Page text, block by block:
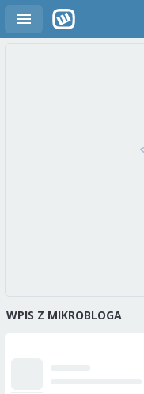
WPIS Z MIKROBLOGA